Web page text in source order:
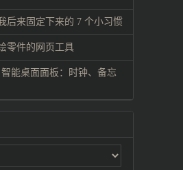
后来固定下来的 7 个小习惯
零件的网页工具
能桌面面板：时钟、备忘